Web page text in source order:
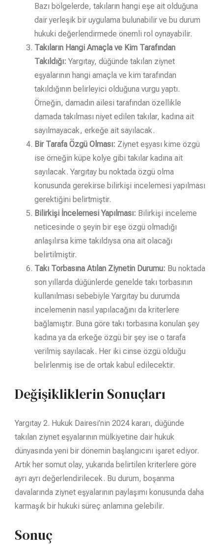
Bazı bölgelerde, takıların hangi eşe ait olduğuna
dair yerleşik bir uygulama bulunabilir ve bu durum
hukuki değerlendirmede önemli rol oynayabilir.
Takıların Hangi Amaçla ve Kim Tarafından
Takıldığı: Yargıtay, düğünde takılan ziynet
eşyalarının hangi amaçla ve kim tarafından
takıldığının belirleyici olduğuna vurgu yaptı.
Örneğin, damadın ailesi tarafından özellikle
damada takılması niyet edilen takılar, kadına ait
sayılmayacak, erkeğe ait sayılacak.
Bir Tarafa Özgü Olması: Ziynet eşyası kime özgü
ise örneğin küpe kolye gibi takılar kadına ait
sayılacak. Yargıtay bu noktada özgü olma
konusunda gerekirse bilirkişi incelemesi yapılması
gerektiğini belirtmiştir.
Bilirkişi İncelemesi Yapılması: Bilirkişi inceleme
neticesinde o şeyin bir eşe özgü olmadığı
anlaşılırsa kime takıldıysa ona ait olacağı
belirtilmiştir.
Takı Torbasına Atılan Ziynetin Durumu: Bu noktada
son yıllarda düğünlerde genelde takı torbasının
kullanılması sebebiyle Yargıtay bu durumda
incelemenin nasıl yapılacağını da kriterlere
bağlamıştır. Buna göre takı torbasına konulan şey
kadına ya da erkeğe özgü bir şey ise o tarafa
verilmiş sayılacak. Her iki cinse özgü olduğu
belirlenmiş ise de ortak kabul edilecektir.
Değişikliklerin Sonuçları
Yargıtay 2. Hukuk Dairesi’nin 2024 kararı, düğünde
takılan ziynet eşyalarının mülkiyetine dair hukuk
dünyasında yeni bir dönemin başlangıcını işaret ediyor.
Artık her somut olay, yukarıda belirtilen kriterlere göre
ayrı ayrı değerlendirilecek. Bu durum, boşanma
davalarında ziynet eşyalarının paylaşımı konusunda daha
karmaşık bir hukuki süreç anlamına gelebilir.
Sonuç